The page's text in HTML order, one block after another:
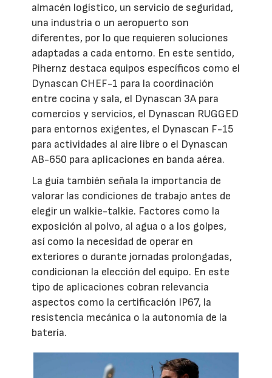
almacén logístico, un servicio de seguridad,
una industria o un aeropuerto son
diferentes, por lo que requieren soluciones
adaptadas a cada entorno. En este sentido,
Pihernz destaca equipos específicos como el
Dynascan CHEF-1 para la coordinación
entre cocina y sala, el Dynascan 3A para
comercios y servicios, el Dynascan RUGGED
para entornos exigentes, el Dynascan F-15
para actividades al aire libre o el Dynascan
AB-650 para aplicaciones en banda aérea.
La guía también señala la importancia de
valorar las condiciones de trabajo antes de
elegir un walkie-talkie. Factores como la
exposición al polvo, al agua o a los golpes,
así como la necesidad de operar en
exteriores o durante jornadas prolongadas,
condicionan la elección del equipo. En este
tipo de aplicaciones cobran relevancia
aspectos como la certificación IP67, la
resistencia mecánica o la autonomía de la
batería.